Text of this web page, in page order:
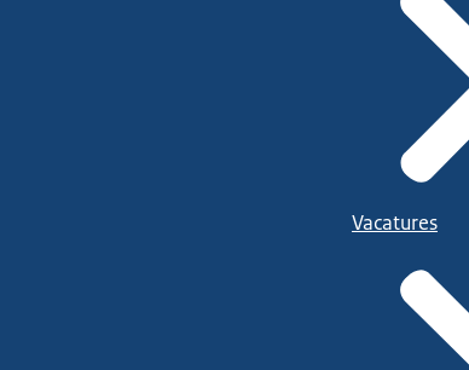
Vacatures